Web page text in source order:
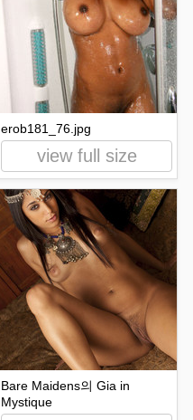
erob181_76.jpg
view full size
Bare Maidens의 Gia in
Mystique